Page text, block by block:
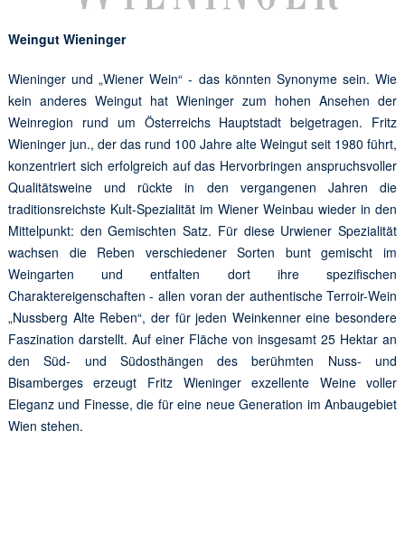
Weingut Wieninger
Wieninger und „Wiener Wein“ - das könnten Synonyme sein. Wie
kein anderes Weingut hat Wieninger zum hohen Ansehen der
Weinregion rund um Österreichs Hauptstadt beigetragen. Fritz
Wieninger jun., der das rund 100 Jahre alte Weingut seit 1980 führt,
konzentriert sich erfolgreich auf das Hervorbringen anspruchsvoller
Qualitätsweine und rückte in den vergangenen Jahren die
traditionsreichste Kult-Spezialität im Wiener Weinbau wieder in den
Mittelpunkt: den Gemischten Satz. Für diese Urwiener Spezialität
wachsen die Reben verschiedener Sorten bunt gemischt im
Weingarten und entfalten dort ihre spezifischen
Charaktereigenschaften - allen voran der authentische Terroir-Wein
„Nussberg Alte Reben“, der für jeden Weinkenner eine besondere
Faszination darstellt. Auf einer Fläche von insgesamt 25 Hektar an
den Süd- und Südosthängen des berühmten Nuss- und
Bisamberges erzeugt Fritz Wieninger exzellente Weine voller
Eleganz und Finesse, die für eine neue Generation im Anbaugebiet
Wien stehen.